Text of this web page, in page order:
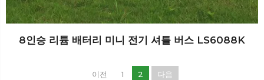
8인승 리튬 배터리 미니 전기 셔틀 버스 LS6088K
이전 1 2 다음